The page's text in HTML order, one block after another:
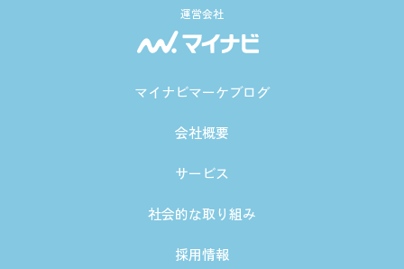
運営会社
マイナビマーケブログ
会社概要
サービス
社会的な取り組み
採用情報